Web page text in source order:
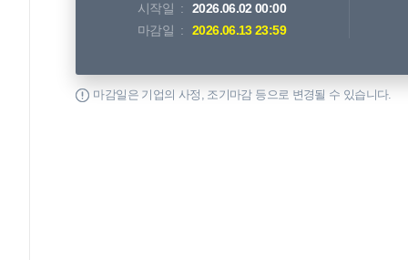
시작일
2026.06.02 00:00
마감일
2026.06.13 23:59
마감일은 기업의 사정, 조기마감 등으로 변경될 수 있습니다.